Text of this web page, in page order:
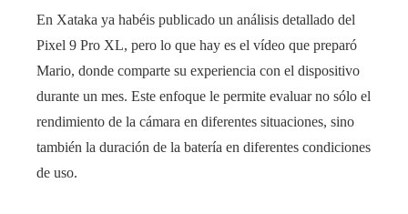
En Xataka ya habéis publicado un análisis detallado del
Pixel 9 Pro XL, pero lo que hay es el vídeo que preparó
Mario, donde comparte su experiencia con el dispositivo
durante un mes. Este enfoque le permite evaluar no sólo el
rendimiento de la cámara en diferentes situaciones, sino
también la duración de la batería en diferentes condiciones
de uso.